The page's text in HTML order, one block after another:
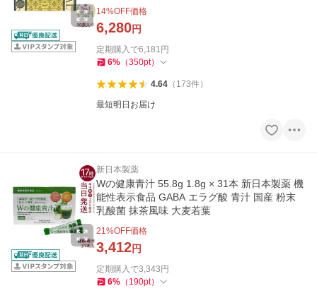
14%OFF価格
6,280円
定期購入で6,181 円
6% （350pt）
4.64（ 173件）
最短明日お届け
新日本製薬
Wの健康青汁 55.8g 1.8g × 31本 新日本製薬 機
能性表示食品 GABA エラグ酸 青汁 国産 粉末
乳酸菌 抹茶風味 大麦若葉
21%OFF価格
3,412円
定期購入で3,343 円
6% （ 190pt）